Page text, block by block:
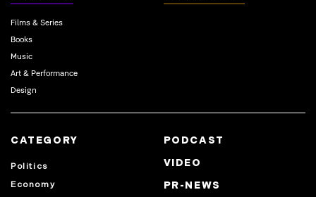
Films & Series
Books
Music
Art & Performance
Design
CATEGORY
Politics
Economy
PODCAST
VIDEO
PR-NEWS